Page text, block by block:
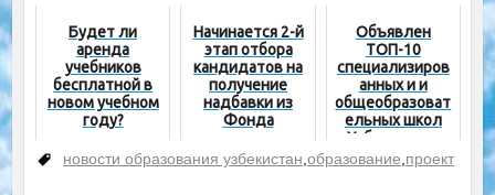
Будет ли
аренда
учебников
бесплатной в
новом учебном
году?
Начинается 2-й
этап отбора
кандидатов на
получение
надбавки из
Фонда
Объявлен
ТОП-10
специализиров
анных и и
общеобразоват
ельных школ
Узбекистана
новости образования узбекистан,образование,проект